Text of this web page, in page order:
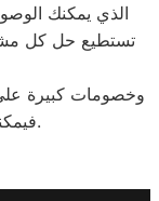
الذي يمكنك
تستطيع حل كل
وخصومات كبيرة علي
فيمكنك حل كل الأعطال الكهربائية.